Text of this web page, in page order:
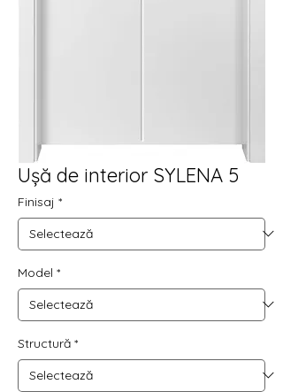
Ușă de interior SYLENA 5
Finisaj *
Model *
Structură *